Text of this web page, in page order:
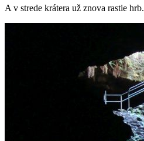
A v strede krátera už znova rastie hrb.